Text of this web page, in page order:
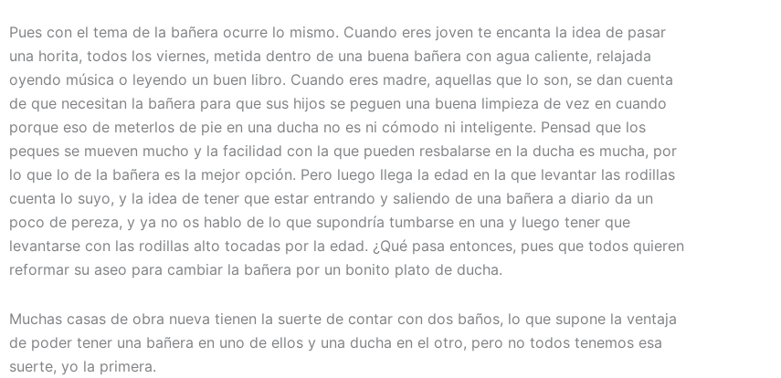
Pues con el tema de la bañera ocurre lo mismo. Cuando eres joven te encanta la idea de pasar
una horita, todos los viernes, metida dentro de una buena bañera con agua caliente, relajada
oyendo música o leyendo un buen libro. Cuando eres madre, aquellas que lo son, se dan cuenta
de que necesitan la bañera para que sus hijos se peguen una buena limpieza de vez en cuando
porque eso de meterlos de pie en una ducha no es ni cómodo ni inteligente. Pensad que los
peques se mueven mucho y la facilidad con la que pueden resbalarse en la ducha es mucha, por
lo que lo de la bañera es la mejor opción. Pero luego llega la edad en la que levantar las rodillas
cuenta lo suyo, y la idea de tener que estar entrando y saliendo de una bañera a diario da un
poco de pereza, y ya no os hablo de lo que supondría tumbarse en una y luego tener que
levantarse con las rodillas alto tocadas por la edad. ¿Qué pasa entonces, pues que todos quieren
reformar su aseo para cambiar la bañera por un bonito plato de ducha.
Muchas casas de obra nueva tienen la suerte de contar con dos baños, lo que supone la ventaja
de poder tener una bañera en uno de ellos y una ducha en el otro, pero no todos tenemos esa
suerte, yo la primera.